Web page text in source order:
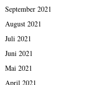
September 2021
August 2021
Juli 2021
Juni 2021
Mai 2021
April 2021